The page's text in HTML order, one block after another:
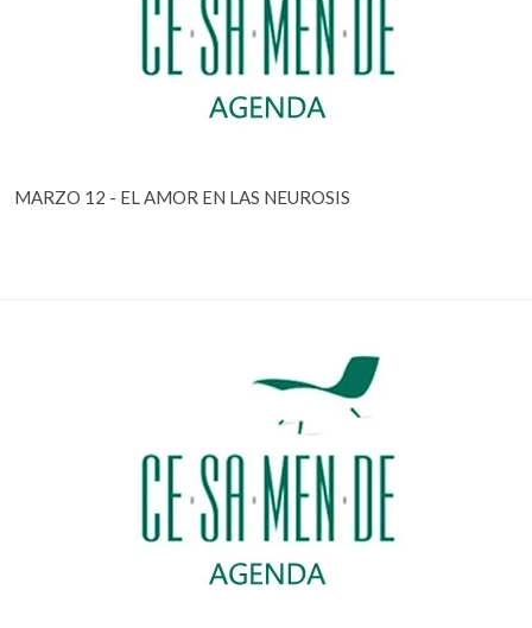
MARZO 12 - EL AMOR EN LAS NEUROSIS